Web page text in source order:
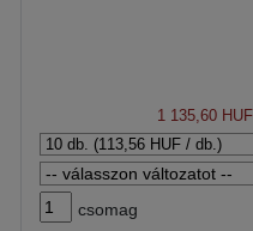
1 135,60 HUF
csomag